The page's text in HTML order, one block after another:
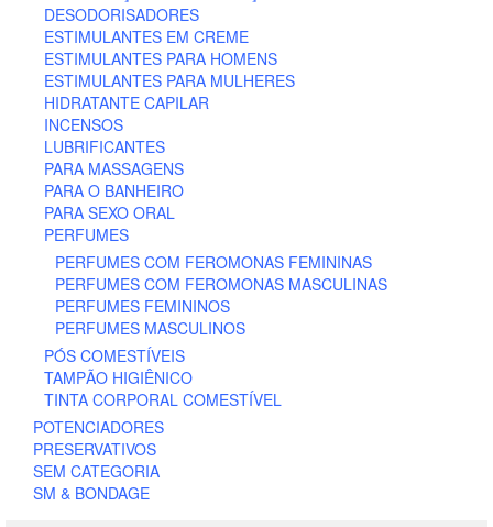
DESODORISADORES
ESTIMULANTES EM CREME
ESTIMULANTES PARA HOMENS
ESTIMULANTES PARA MULHERES
HIDRATANTE CAPILAR
INCENSOS
LUBRIFICANTES
PARA MASSAGENS
PARA O BANHEIRO
PARA SEXO ORAL
PERFUMES
PERFUMES COM FEROMONAS FEMININAS
PERFUMES COM FEROMONAS MASCULINAS
PERFUMES FEMININOS
PERFUMES MASCULINOS
PÓS COMESTÍVEIS
TAMPÃO HIGIÊNICO
TINTA CORPORAL COMESTÍVEL
POTENCIADORES
PRESERVATIVOS
SEM CATEGORIA
SM & BONDAGE